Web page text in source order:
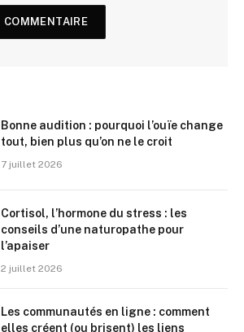
Bonne audition : pourquoi l’ouïe change
tout, bien plus qu’on ne le croit
7 juillet 2026
Cortisol, l’hormone du stress : les
conseils d’une naturopathe pour
l’apaiser
2 juillet 2026
Les communautés en ligne : comment
elles créent (ou brisent) les liens